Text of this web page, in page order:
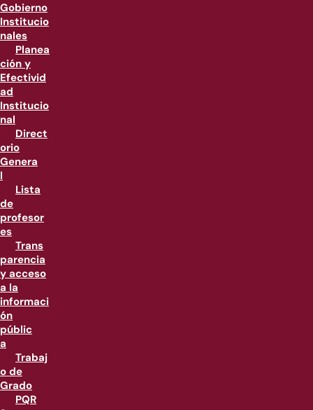
Gobierno
Institucio
nales
Planea
ción y
Efectivid
ad
Institucio
nal
Direct
orio
Genera
l
Lista
de
profesor
es
Trans
parencia
y acceso
a la
informaci
ón
públic
a
Trabaj
o de
Grado
PQR